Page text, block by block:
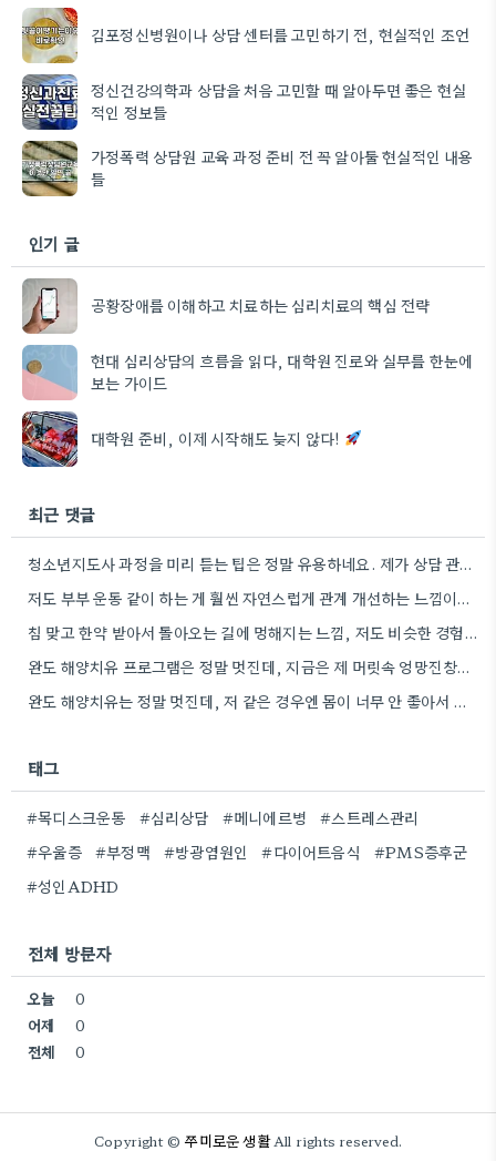
김포정신병원이나 상담 센터를 고민하기 전, 현실적인 조언
정신건강의학과 상담을 처음 고민할 때 알아두면 좋은 현실
적인 정보들
가정폭력 상담원 교육 과정 준비 전 꼭 알아둘 현실적인 내용
들
인기 글
공황장애를 이해하고 치료하는 심리치료의 핵심 전략
현대 심리상담의 흐름을 읽다, 대학원 진로와 실무를 한눈에
보는 가이드
대학원 준비, 이제 시작해도 늦지 않다!
최근 댓글
청소년지도사 과정을 미리 듣는 팁은 정말 유용하네요. 제가 상담 관련 공부를 시작할 때도 비슷한 고민을…
저도 부부 운동 같이 하는 게 훨씬 자연스럽게 관계 개선하는 느낌이었어요.
침 맞고 한약 받아서 돌아오는 길에 멍해지는 느낌, 저도 비슷한 경험 있어요. 스트레스 해소 방법…
완도 해양치유 프로그램은 정말 멋진데, 지금은 제 머릿속 엉망진창인 상태라 오히려 더 답답한 느낌이네요.
완도 해양치유는 정말 멋진데, 저 같은 경우엔 몸이 너무 안 좋아서 그런 거 보면서 힐링하기…
태그
#목디스크운동 #심리상담 #메니에르병
#스트레스관리
#우울증
#부정맥 #방광염원인 #다이어트음식
#PMS증후군
#성인ADHD
전체 방문자
오늘
0
어제
0
전체
0
Copyright ©쭈미로운 생활All rights reserved.